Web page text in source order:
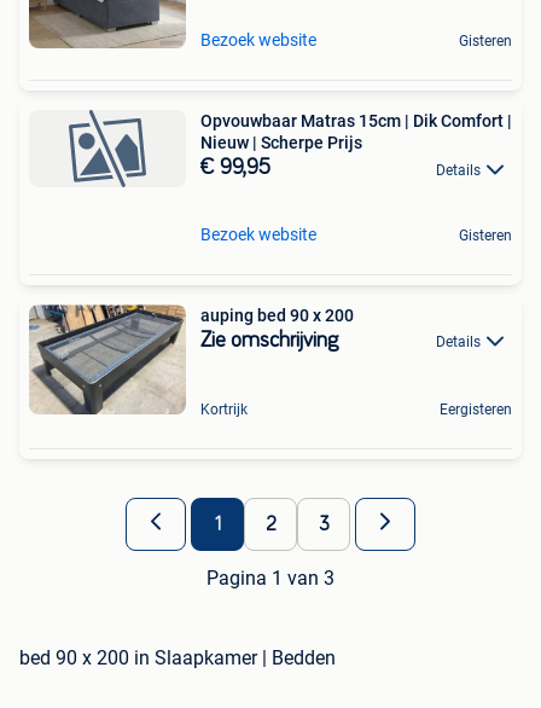
Bezoek website Gisteren
Opvouwbaar Matras 15cm | Dik Comfort |
Nieuw | Scherpe Prijs
€ 99,95 Details
Bezoek website Gisteren
auping bed 90 x 200
Zie omschrijving Details
Kortrijk Eergisteren
1 2 3
Pagina 1 van 3
bed 90 x 200 in Slaapkamer | Bedden